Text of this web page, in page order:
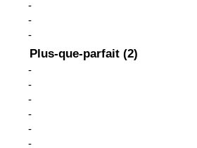
-
-
-
Plus-que-parfait (2)
-
-
-
-
-
-